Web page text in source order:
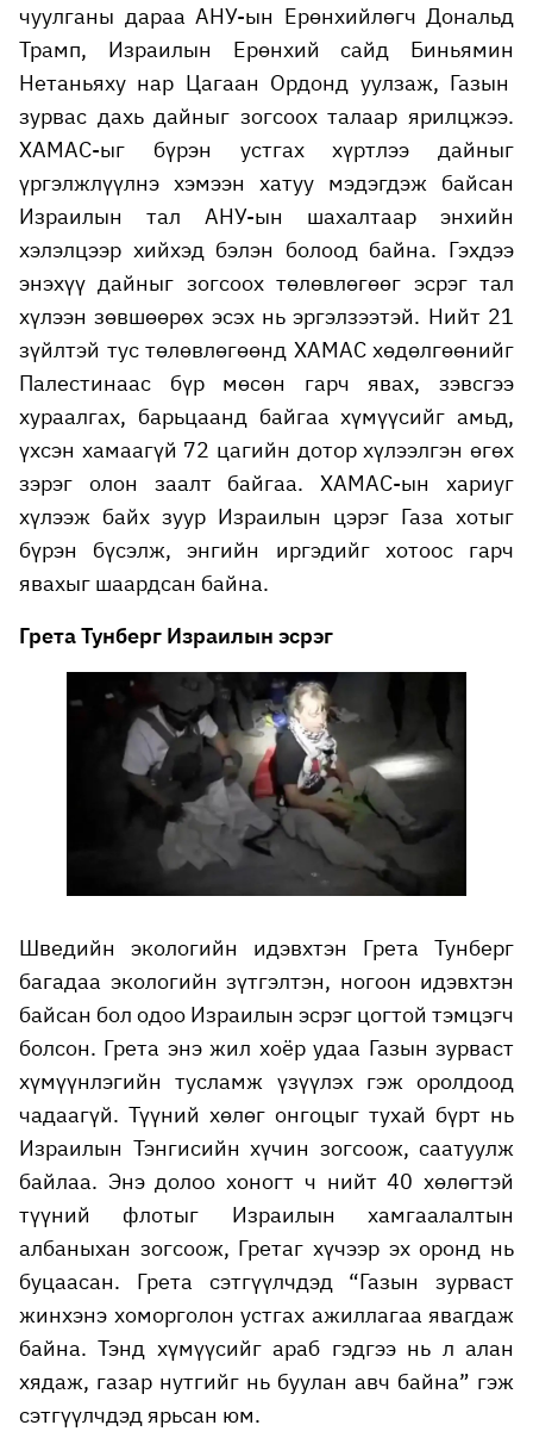
чуулганы дараа АНУ-ын Ерөнхийлөгч Дональд
Трамп, Израилын Ерөнхий сайд Биньямин
Нетаньяху нар Цагаан Ордонд уулзаж, Газын
зурвас дахь дайныг зогсоох талаар ярилцжээ.
ХАМАС-ыг бүрэн устгах хүртлээ дайныг
үргэлжлүүлнэ хэмээн хатуу мэдэгдэж байсан
Израилын тал АНУ-ын шахалтаар энхийн
хэлэлцээр хийхэд бэлэн болоод байна. Гэхдээ
энэхүү дайныг зогсоох төлөвлөгөөг эсрэг тал
хүлээн зөвшөөрөх эсэх нь эргэлзээтэй. Нийт 21
зүйлтэй тус төлөвлөгөөнд ХАМАС хөдөлгөөнийг
Палестинаас бүр мөсөн гарч явах, зэвсгээ
хураалгах, барьцаанд байгаа хүмүүсийг амьд,
үхсэн хамаагүй 72 цагийн дотор хүлээлгэн өгөх
зэрэг олон заалт байгаа. ХАМАС-ын хариуг
хүлээж байх зуур Израилын цэрэг Газа хотыг
бүрэн бүсэлж, энгийн иргэдийг хотоос гарч
явахыг шаардсан байна.
Грета Тунберг Израилын эсрэг
Шведийн экологийн идэвхтэн Грета Тунберг
багадаа экологийн зүтгэлтэн, ногоон идэвхтэн
байсан бол одоо Израилын эсрэг цогтой тэмцэгч
болсон. Грета энэ жил хоёр удаа Газын зурваст
хүмүүнлэгийн тусламж үзүүлэх гэж оролдоод
чадаагүй. Түүний хөлөг онгоцыг тухай бүрт нь
Израилын Тэнгисийн хүчин зогсоож, саатуулж
байлаа. Энэ долоо хоногт ч нийт 40 хөлөгтэй
түүний флотыг Израилын хамгаалалтын
албаныхан зогсоож, Гретаг хүчээр эх оронд нь
буцаасан. Грета сэтгүүлчдэд “Газын зурваст
жинхэнэ хоморголон устгах ажиллагаа явагдаж
байна. Тэнд хүмүүсийг араб гэдгээ нь л алан
хядаж, газар нутгийг нь буулан авч байна” гэж
сэтгүүлчдэд ярьсан юм.